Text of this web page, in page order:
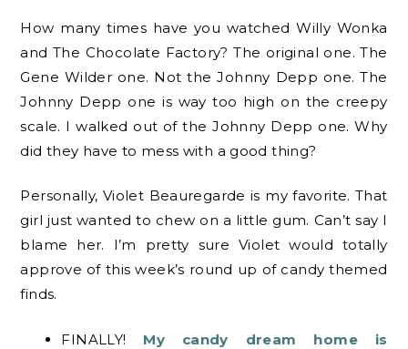
How many times have you watched Willy Wonka
and The Chocolate Factory? The original one. The
Gene Wilder one. Not the Johnny Depp one. The
Johnny Depp one is way too high on the creepy
scale. I walked out of the Johnny Depp one. Why
did they have to mess with a good thing?
Personally, Violet Beauregarde is my favorite. That
girl just wanted to chew on a little gum. Can’t say I
blame her. I’m pretty sure Violet would totally
approve of this week’s round up of candy themed
finds.
FINALLY! My candy dream home is